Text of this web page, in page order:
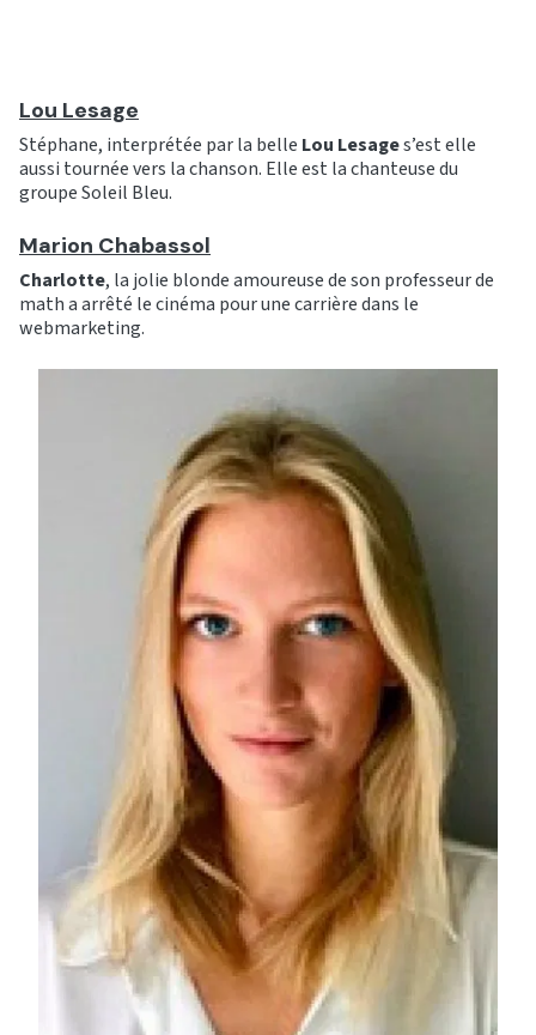
Lou Lesage
Stéphane, interprétée par la belle Lou Lesages’est elle
aussi tournée vers la chanson. Elle est la chanteuse du
groupe Soleil Bleu.
Marion Chabassol
Charlotte, la jolie blonde amoureuse de son professeur de
math a arrêté le cinéma pour une carrière dans le
webmarketing.